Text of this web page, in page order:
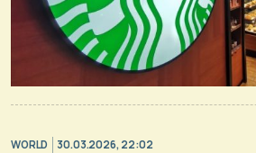
WORLD 30.03.2026, 22:02